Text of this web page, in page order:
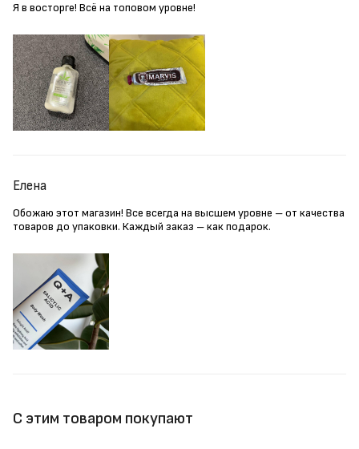
Я в восторге! Всё на топовом уровне!
Елена
Обожаю этот магазин! Все всегда на высшем уровне – от качества
товаров до упаковки. Каждый заказ – как подарок.
С этим товаром покупают